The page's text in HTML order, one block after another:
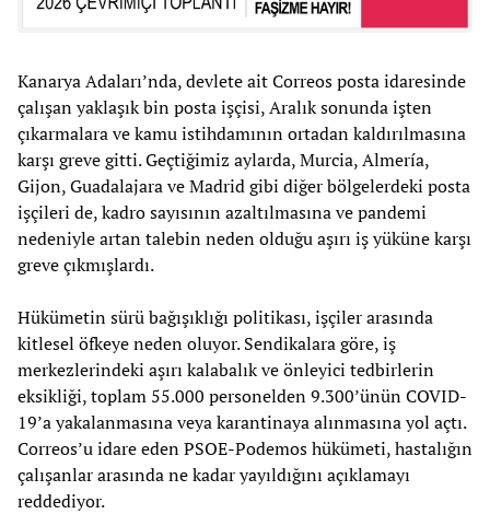
Kanarya Adaları’nda, devlete ait Correos posta idaresinde
çalışan yaklaşık bin posta işçisi, Aralık sonunda işten
çıkarmalara ve kamu istihdamının ortadan kaldırılmasına
karşı greve gitti. Geçtiğimiz aylarda, Murcia, Almería,
Gijon, Guadalajara ve Madrid gibi diğer bölgelerdeki posta
işçileri de, kadro sayısının azaltılmasına ve pandemi
nedeniyle artan talebin neden olduğu aşırı iş yüküne karşı
greve çıkmışlardı.
Hükümetin sürü bağışıklığı politikası, işçiler arasında
kitlesel öfkeye neden oluyor. Sendikalara göre, iş
merkezlerindeki aşırı kalabalık ve önleyici tedbirlerin
eksikliği, toplam 55.000 personelden 9.300’ünün COVID-
19’a yakalanmasına veya karantinaya alınmasına yol açtı.
Correos’u idare eden PSOE-Podemos hükümeti, hastalığın
çalışanlar arasında ne kadar yayıldığını açıklamayı
reddediyor.